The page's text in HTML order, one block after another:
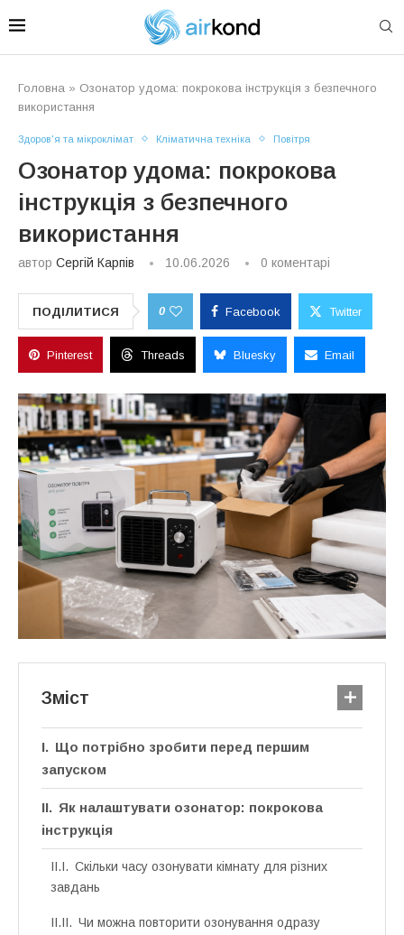
Головна » Озонатор удома: покрокова інструкція з безпечного
використання
Здоров'я та мікроклімат Кліматична техніка Повітря
Озонатор удома: покрокова
інструкція з безпечного
використання
автор Сергій Карпів 10.06.2026 0 коментарі
ПОДІЛИТИСЯ 0 Facebook Twitter
Pinterest Threads Bluesky Email
Зміст
Що потрібно зробити перед першим
запуском
Як налаштувати озонатор: покрокова
інструкція
Скільки часу озонувати кімнату для різних
завдань
Чи можна повторити озонування одразу